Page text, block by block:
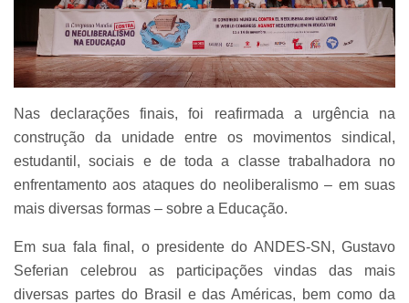
Nas declarações finais, foi reafirmada a urgência na
construção da unidade entre os movimentos sindical,
estudantil, sociais e de toda a classe trabalhadora no
enfrentamento aos ataques do neoliberalismo – em suas
mais diversas formas – sobre a Educação.
Em sua fala final, o presidente do ANDES-SN, Gustavo
Seferian celebrou as participações vindas das mais
diversas partes do Brasil e das Américas, bem como da